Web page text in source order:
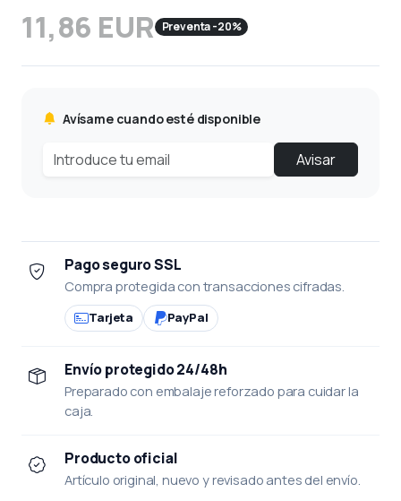
11,86 EUR Preventa -20%
Avísame cuando esté disponible
Avisar
Pago seguro SSL
Compra protegida con transacciones cifradas.
Tarjeta PayPal
Envío protegido 24/48h
Preparado con embalaje reforzado para cuidar la
caja.
Producto oficial
Artículo original, nuevo y revisado antes del envío.